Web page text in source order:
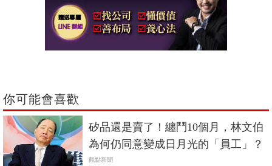
你可能會喜歡
矽品還是賣了！纏鬥10個月，林文伯
為何仍同意變成日月光的「員工」？
觀點新聞